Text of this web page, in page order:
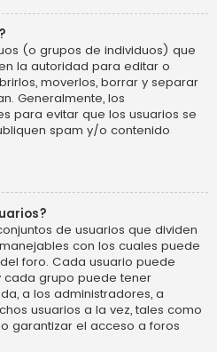
(o grupos de individuos) que
la autoridad para editar o
moverlos, borrar y separar
Generalmente, los
para evitar que los usuarios se
spam y/o contenido
de usuarios que dividen
con los cuales puede
foro. Cada usuario puede
cada grupo puede tener
a los administradores, a
usuarios a la vez, tales como
garantizar el acceso a foros